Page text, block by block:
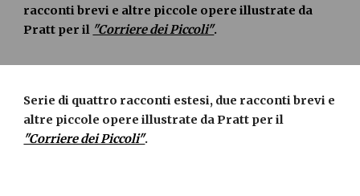
racconti brevi e altre piccole opere illustrate da
Pratt per il "Corriere dei Piccoli".
Serie di quattro racconti estesi, due racconti brevi e
altre piccole opere illustrate da Pratt per il
"Corriere dei Piccoli".